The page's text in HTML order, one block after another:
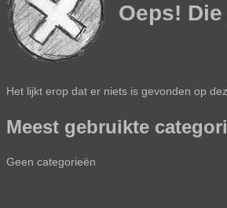
Oeps!
Het lijkt erop dat er niets is gevonden op
Meest gebruikte
Geen categorieën